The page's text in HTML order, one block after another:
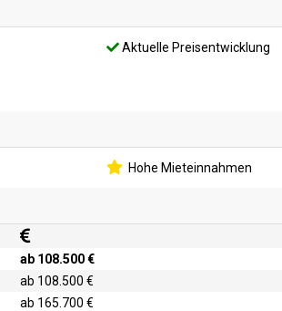
Aktuelle Preisentwicklung
Hohe Mieteinnahmen
ab 108.500 €
ab 108.500 €
ab 165.700 €